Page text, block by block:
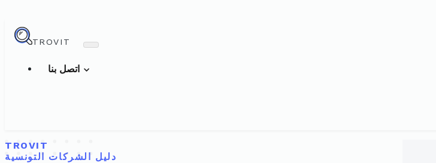
TROVIT
TROVIT
دليل الشركات التونسية